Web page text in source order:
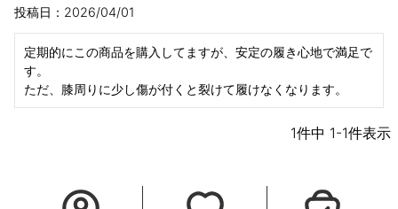
投稿日 2026/04/01
定期的にこの商品を購入してますが、安定の履き心地で満足で
す。
ただ、膝周りに少し傷が付くと裂けて履けなくなります。
1件中 1-1件表示